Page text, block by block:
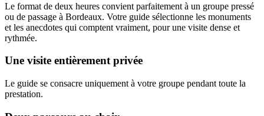
Le format de deux heures convient parfaitement à un groupe pressé
ou de passage à Bordeaux. Votre guide sélectionne les monuments
et les anecdotes qui comptent vraiment, pour une visite dense et
rythmée.
Une visite entièrement privée
Le guide se consacre uniquement à votre groupe pendant toute la
prestation.